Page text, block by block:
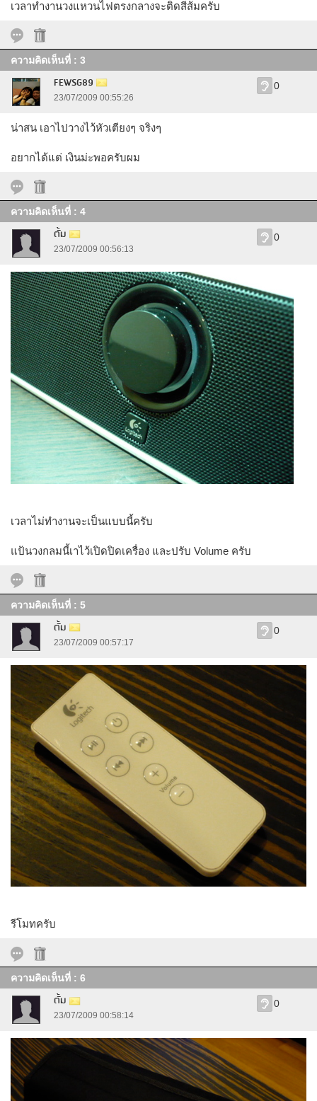
เวลาทำงานวงแหวนไฟตรงกลางจะติดสีส้มครับ
ความคิดเห็นที่ : 3
FEWSG89
23/07/2009 00:55:26
0
น่าสน เอาไปวางไว้หัวเตียงๆ จริงๆ
อยากได้แต่ เงินม่ะพอครับผม
ความคิดเห็นที่ : 4
ตั้ม
23/07/2009 00:56:13
0
เวลาไม่ทำงานจะเป็นแบบนี้ครับ
แป้นวงกลมนี้เาไว้เปิดปิดเครื่อง และปรับ Volume ครับ
ความคิดเห็นที่ : 5
ตั้ม
23/07/2009 00:57:17
0
รีโมทครับ
ความคิดเห็นที่ : 6
ตั้ม
23/07/2009 00:58:14
0